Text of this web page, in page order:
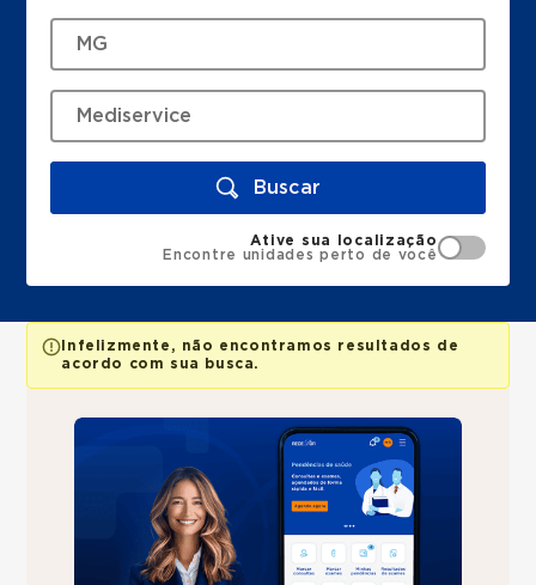
Buscar
Ative sua localização
Encontre unidades perto de você
Infelizmente, não encontramos resultados de
acordo com sua busca.